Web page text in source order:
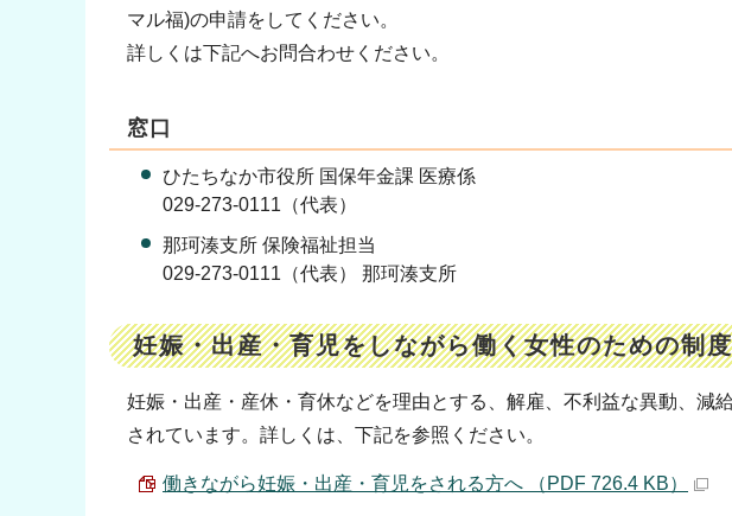
マル福)の申請をしてください。
詳しくは下記へお問合わせください。
窓口
ひたちなか市役所 国保年金課 医療係
029-273-0111（代表）
那珂湊支所 保険福祉担当
029-273-0111（代表） 那珂湊支所
妊娠・出産・育児をしながら働く女性のための制度
妊娠・出産・産休・育休などを理由とする、解雇、不利益な異動、減
されています。詳しくは、下記を参照ください。
働きながら妊娠・出産・育児をされる方へ （PDF 726.4 KB）